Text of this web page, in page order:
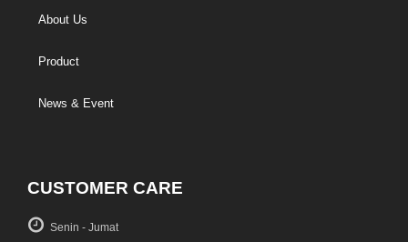
About Us
Product
News & Event
CUSTOMER CARE
Senin - Jumat